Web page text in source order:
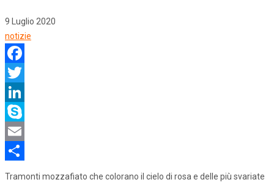
9 Luglio 2020
notizie
Facebook
Twitter
LinkedIn
Skype
Email
Tramonti mozzafiato che colorano il cielo di rosa e delle più svariate